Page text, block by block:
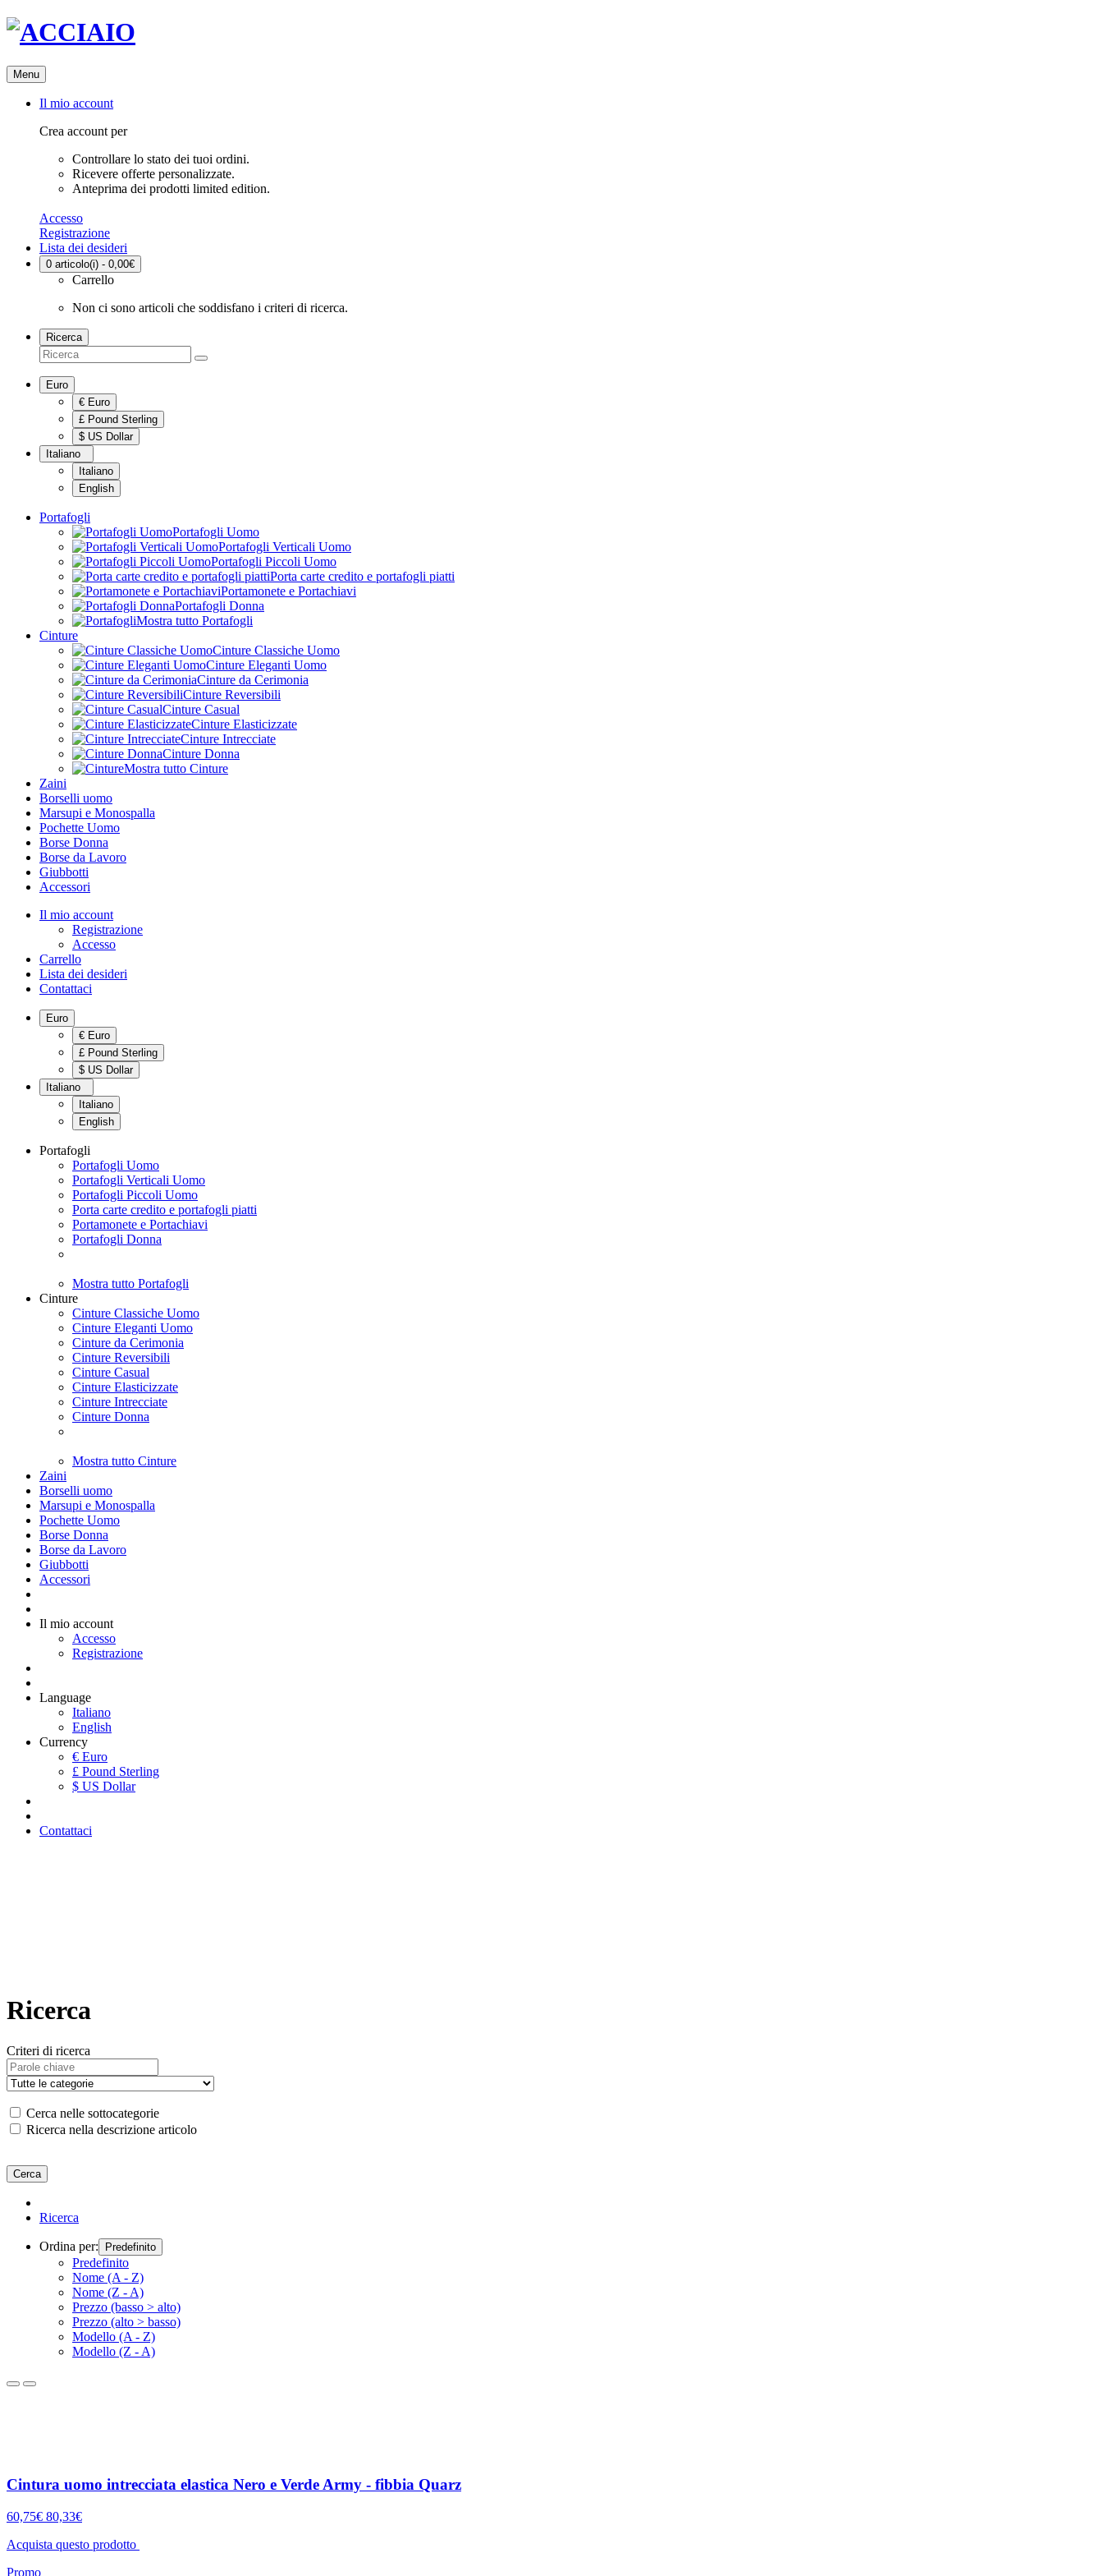
Menu
Il mio account
Crea account per
Controllare lo stato dei tuoi ordini.
Ricevere offerte personalizzate.
Anteprima dei prodotti limited edition.
Accesso
Registrazione
Lista dei desideri
0 articolo(i) - 0,00€
Carrello
Non ci sono articoli che soddisfano i criteri di ricerca.
Ricerca
Euro
€ Euro
£ Pound Sterling
$ US Dollar
Italiano
Italiano
English
Portafogli
Portafogli Uomo
Portafogli Verticali Uomo
Portafogli Piccoli Uomo
Porta carte credito e portafogli piatti
Portamonete e Portachiavi
Portafogli Donna
Mostra tutto Portafogli
Cinture
Cinture Classiche Uomo
Cinture Eleganti Uomo
Cinture da Cerimonia
Cinture Reversibili
Cinture Casual
Cinture Elasticizzate
Cinture Intrecciate
Cinture Donna
Mostra tutto Cinture
Zaini
Borselli uomo
Marsupi e Monospalla
Pochette Uomo
Borse Donna
Borse da Lavoro
Giubbotti
Accessori
Il mio account
Registrazione
Accesso
Carrello
Lista dei desideri
Contattaci
Euro
€ Euro
£ Pound Sterling
$ US Dollar
Italiano
Italiano
English
Portafogli
Portafogli Uomo
Portafogli Verticali Uomo
Portafogli Piccoli Uomo
Porta carte credito e portafogli piatti
Portamonete e Portachiavi
Portafogli Donna
Mostra tutto Portafogli
Cinture
Cinture Classiche Uomo
Cinture Eleganti Uomo
Cinture da Cerimonia
Cinture Reversibili
Cinture Casual
Cinture Elasticizzate
Cinture Intrecciate
Cinture Donna
Mostra tutto Cinture
Zaini
Borselli uomo
Marsupi e Monospalla
Pochette Uomo
Borse Donna
Borse da Lavoro
Giubbotti
Accessori
Il mio account
Accesso
Registrazione
Language
Italiano
English
Currency
€ Euro
£ Pound Sterling
$ US Dollar
Contattaci
Ricerca
Criteri di ricerca
Cerca nelle sottocategorie
Ricerca nella descrizione articolo
Ricerca
Ordina per: Predefinito
Predefinito
Nome (A - Z)
Nome (Z - A)
Prezzo (basso > alto)
Prezzo (alto > basso)
Modello (A - Z)
Modello (Z - A)
Cintura uomo intrecciata elastica Nero e Verde Army - fibbia Quarz
60,75€ 80,33€
Acquista questo prodotto
Promo